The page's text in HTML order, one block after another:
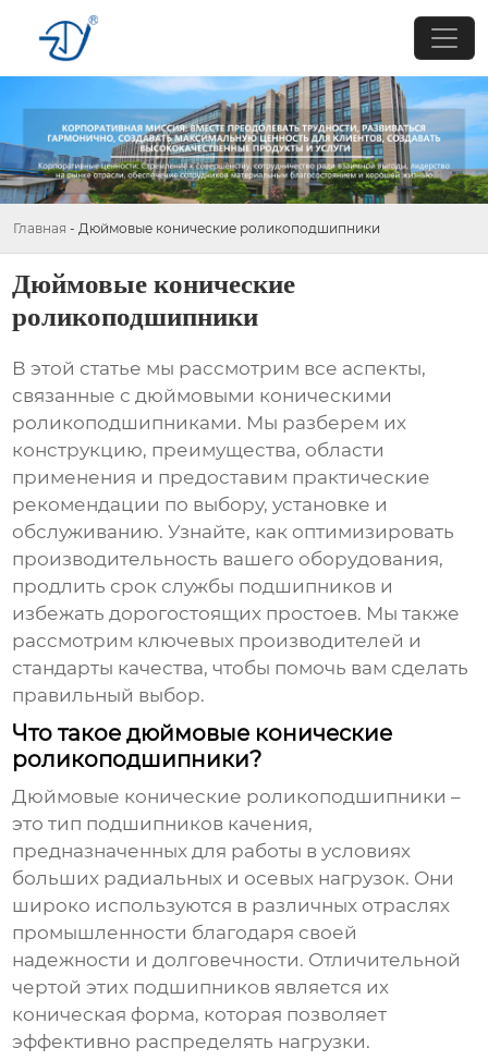
Главная - Дюймовые конические роликоподшипники
Дюймовые конические
роликоподшипники
В этой статье мы рассмотрим все аспекты,
связанные сдюймовыми коническими
роликоподшипниками. Мы разберем их
конструкцию, преимущества, области
применения и предоставим практические
рекомендации по выбору, установке и
обслуживанию. Узнайте, как оптимизировать
производительность вашего оборудования,
продлить срок службы подшипников и
избежать дорогостоящих простоев. Мы также
рассмотрим ключевых производителей и
стандарты качества, чтобы помочь вам сделать
правильный выбор.
Что такое дюймовые конические
роликоподшипники?
Дюймовые конические роликоподшипники –
это тип подшипников качения,
предназначенных для работы в условиях
больших радиальных и осевых нагрузок. Они
широко используются в различных отраслях
промышленности благодаря своей
надежности и долговечности. Отличительной
чертой этих подшипников является их
коническая форма, которая позволяет
эффективно распределять нагрузки.